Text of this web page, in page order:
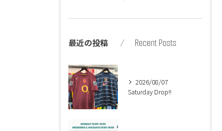
最近の投稿 Recent Posts
2026/08/07
Saturday Drop!!